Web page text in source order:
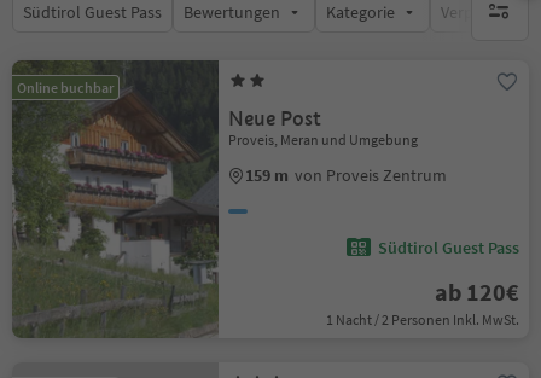
Südtirol Guest Pass Bewertungen Kategorie 1
Online buchbar
Neue Post
Proveis, Meran und Umgebung
159 m von Proveis Zentrum
Südtirol Guest Pass
ab 120€
1 Nacht / 2 Personen Inkl. MwSt.